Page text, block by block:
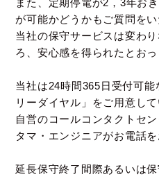
また、定期停電が2，3年お
が可能かどうかもご質問をい
当社の保守サービスは変わ
ろ、安心感を得られたとお
当社は24時間365日受付可
リーダイヤル」をご用意して
自営のコールコンタクトセ
タマ・エンジニアがお電話を
延長保守終了間際あるいは